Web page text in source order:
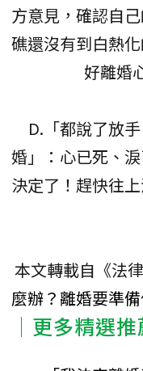
方意見，確認自
礁還沒有到白熱
好離婚
D.「都說了放
婚」：心已死、
決定了！趕快往
本文轉載自《法
麼辦？離婚要準
│更多精選